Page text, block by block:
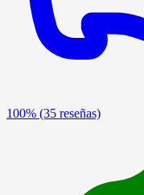
100% (35 reseñas)